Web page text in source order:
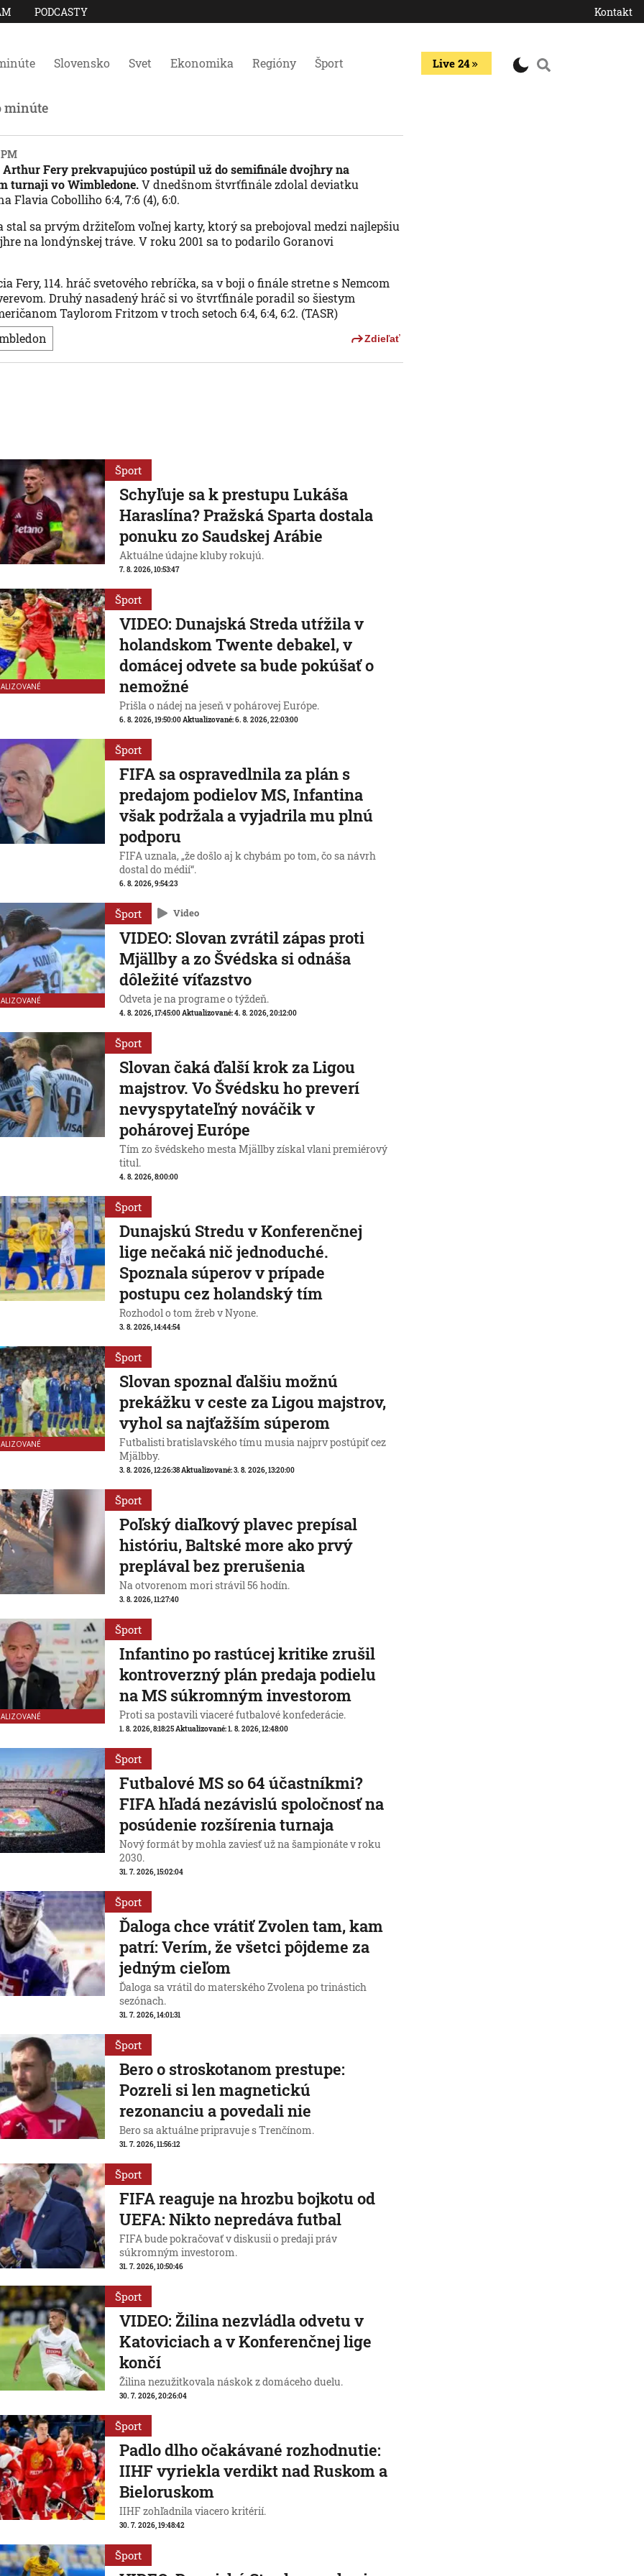
PODCASTY Kontakt
Slovensko Svet Ekonomika Regióny Šport Live 24
minúte
Fery prekvapujúco postúpil už do semifinále dvojhry na
turnaji vo Wimbledone.V dnedšnom štvrťfinále zdolal deviatku
Flavia Cobolliho 6:4, 7:6 (4), 6:0.
stal sa prvým držiteľom voľnej karty, ktorý sa prebojoval medzi najlepšiu
na londýnskej tráve. V roku 2001 sa to podarilo Goranovi
Fery, 114. hráč svetového rebríčka, sa v boji o finále stretne s Nemcom
Druhý nasadený hráč si vo štvrťfinále poradil so šiestym
Taylorom Fritzom v troch setoch 6:4, 6:4, 6:2. (TASR)
Zdieľať
Šport
Schyľuje sa k prestupu Lukáša
Haraslína? Pražská Sparta dostala
ponuku zo Saudskej Arábie
Aktuálne údajne kluby rokujú.
7. 8. 2026, 10:53:47
Šport
VIDEO: Dunajská Streda utŕžila v
holandskom Twente debakel, v
domácej odvete sa bude pokúšať o
nemožné
Prišla o nádej na jeseň v pohárovej Európe.
6. 8. 2026, 19:50:00Aktualizované:6. 8. 2026, 22:03:00
Šport
FIFA sa ospravedlnila za plán s
predajom podielov MS, Infantina
však podržala a vyjadrila mu plnú
podporu
FIFA uznala, „že došlo aj k chybám po tom, čo sa návrh
dostal do médií“.
6. 8. 2026, 9:54:23
Šport Video
VIDEO: Slovan zvrátil zápas proti
Mjällby a zo Švédska si odnáša
dôležité víťazstvo
Odveta je na programe o týždeň.
4. 8. 2026, 17:45:00Aktualizované:4. 8. 2026, 20:12:00
Šport
Slovan čaká ďalší krok za Ligou
majstrov. Vo Švédsku ho preverí
nevyspytateľný nováčik v
pohárovej Európe
Tím zo švédskeho mesta Mjällby získal vlani premiérový
titul.
4. 8. 2026, 8:00:00
Šport
Dunajskú Stredu v Konferenčnej
lige nečaká nič jednoduché.
Spoznala súperov v prípade
postupu cez holandský tím
Rozhodol o tom žreb v Nyone.
3. 8. 2026, 14:44:54
Šport
Slovan spoznal ďalšiu možnú
prekážku v ceste za Ligou majstrov,
vyhol sa najťažším súperom
Futbalisti bratislavského tímu musia najprv postúpiť cez
Mjälbby.
3. 8. 2026, 12:26:38Aktualizované:3. 8. 2026, 13:20:00
Šport
Poľský diaľkový plavec prepísal
históriu, Baltské more ako prvý
preplával bez prerušenia
Na otvorenom mori strávil 56 hodín.
3. 8. 2026, 11:27:40
Šport
Infantino po rastúcej kritike zrušil
kontroverzný plán predaja podielu
na MS súkromným investorom
Proti sa postavili viaceré futbalové konfederácie.
1. 8. 2026, 8:18:25Aktualizované:1. 8. 2026, 12:48:00
Šport
Futbalové MS so 64 účastníkmi?
FIFA hľadá nezávislú spoločnosť na
posúdenie rozšírenia turnaja
Nový formát by mohla zaviesť už na šampionáte v roku
2030.
31. 7. 2026, 15:02:04
Šport
Ďaloga chce vrátiť Zvolen tam, kam
patrí: Verím, že všetci pôjdeme za
jedným cieľom
Ďaloga sa vrátil do materského Zvolena po trinástich
sezónach.
31. 7. 2026, 14:01:31
Šport
Bero o stroskotanom prestupe:
Pozreli si len magnetickú
rezonanciu a povedali nie
Bero sa aktuálne pripravuje s Trenčínom.
31. 7. 2026, 11:56:12
Šport
FIFA reaguje na hrozbu bojkotu od
UEFA: Nikto nepredáva futbal
FIFA bude pokračovať v diskusii o predaji práv
súkromným investorom.
31. 7. 2026, 10:50:46
Šport
VIDEO: Žilina nezvládla odvetu v
Katoviciach a v Konferenčnej lige
končí
Žilina nezužitkovala náskok z domáceho duelu.
30. 7. 2026, 20:26:04
Šport
Padlo dlho očakávané rozhodnutie:
IIHF vyriekla verdikt nad Ruskom a
Bieloruskom
IIHF zohľadnila viacero kritérií.
30. 7. 2026, 19:48:42
Šport